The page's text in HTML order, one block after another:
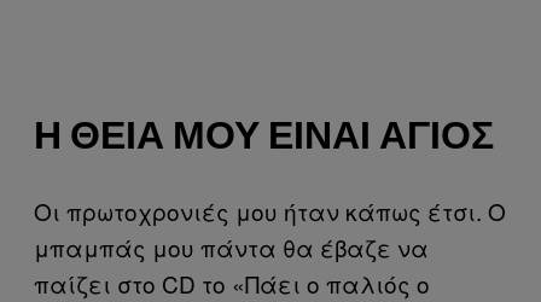
Η ΘΕΊΑ ΜΟΥ ΕΊΝΑΙ ΆΓΙΟΣ
Οι πρωτοχρονιές μου ήταν κάπως έτσι. Ο
μπαμπάς μου πάντα θα έβαζε να
παίζει στο CD το «Πάει ο παλιός ο